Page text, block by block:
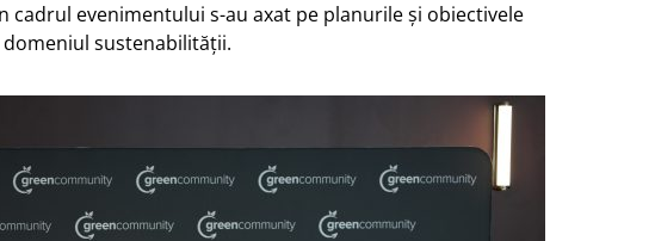
evenimentului s-au axat pe planurile și obiectivele
sustenabilității.